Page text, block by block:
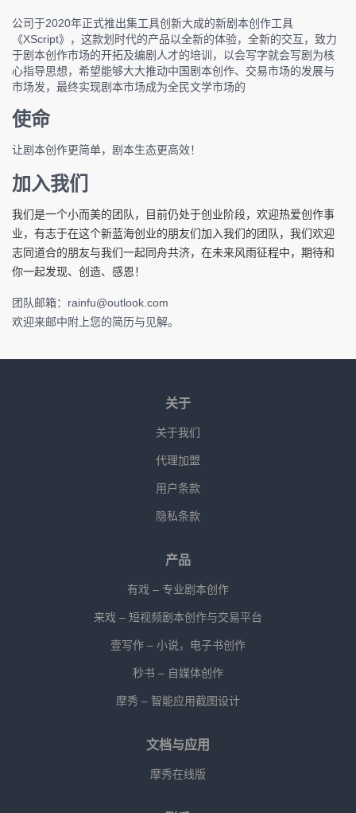
公司于2020年正式推出集工具创新大成的新剧本创作工具
《XScript》，这款划时代的产品以全新的体验，全新的交互，致力
于剧本创作市场的开拓及编剧人才的培训，以会写字就会写剧为核
心指导思想，希望能够大大推动中国剧本创作、交易市场的发展与
市场发，最终实现剧本市场成为全民文学市场的
使命
让剧本创作更简单，剧本生态更高效！
加入我们
我们是一个小而美的团队，目前仍处于创业阶段，欢迎热爱创作事
业，有志于在这个新蓝海创业的朋友们加入我们的团队，我们欢迎
志同道合的朋友与我们一起同舟共济，在未来风雨征程中，期待和
你一起发现、创造、感恩！
团队邮箱：rainfu@outlook.com
欢迎来邮中附上您的简历与见解。
关于
关于我们
代理加盟
用户条款
隐私条款
产品
有戏 – 专业剧本创作
来戏 – 短视频剧本创作与交易平台
壹写作 – 小说，电子书创作
秒书 – 自媒体创作
摩秀 – 智能应用截图设计
文档与应用
摩秀在线版